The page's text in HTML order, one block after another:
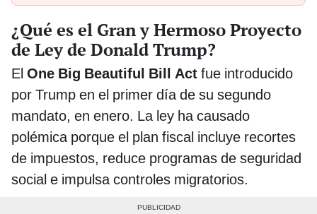
¿Qué es el Gran y Hermoso Proyecto
de Ley de Donald Trump?
El One Big Beautiful Bill Act fue introducido
por Trump en el primer día de su segundo
mandato, en enero. La ley ha causado
polémica porque el plan fiscal incluye recortes
de impuestos, reduce programas de seguridad
social e impulsa controles migratorios.